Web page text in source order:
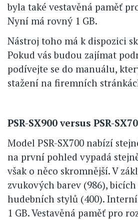
byla také vestavěná paměť
Nyní má rovný 1 GB.
Nástroj toho má k dispozici
Pokud vás budou zajímat
podívejte se do manuálu,
stažení na firemních
PSR-SX900 versus PSR-
Model PSR-SX700 nabízí
na první pohled vypadá
však o něco skromnější. V
zvukových barev (986), bicích
hudebních stylů (400).
1 GB. Vestavěná paměť pro